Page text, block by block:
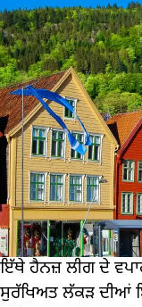
ਇੱਥੇ ਹੈਨਜ਼ ਲੀਗ ਦੇ
ਸੁਰੱਖਿਅਤ ਲੱਕੜ ਦੀਆਂ